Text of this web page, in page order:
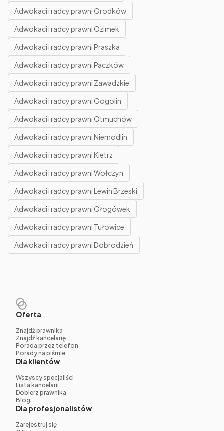
Adwokaci i radcy prawni Grodków
Adwokaci i radcy prawni Ozimek
Adwokaci i radcy prawni Praszka
Adwokaci i radcy prawni Paczków
Adwokaci i radcy prawni Zawadzkie
Adwokaci i radcy prawni Gogolin
Adwokaci i radcy prawni Otmuchów
Adwokaci i radcy prawni Niemodlin
Adwokaci i radcy prawni Kietrz
Adwokaci i radcy prawni Wołczyn
Adwokaci i radcy prawni Lewin Brzeski
Adwokaci i radcy prawni Głogówek
Adwokaci i radcy prawni Tułowice
Adwokaci i radcy prawni Dobrodzień
Oferta
Znajdź prawnika
Znajdź kancelarię
Porada przez telefon
Porady na piśmie
Dla klientów
Wszyscy specjaliści
Lista kancelarii
Dobierz prawnika
Blog
Dla profesjonalistów
Zarejestruj się